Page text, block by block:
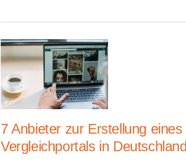
7 Anbieter zur Erstellung eines
Vergleichportals in Deutschland